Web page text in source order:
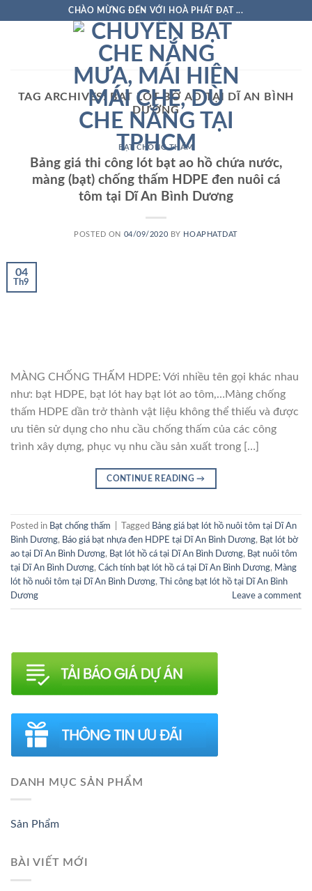
CHÀO MỪNG ĐẾN VỚI HOÀ PHÁT ĐẠT ...
TAG ARCHIVES: BẠT LÓT BỜ AO TẠI DĨ AN BÌNH
DƯƠNG
BẠT CHỐNG THẤM
Bảng giá thi công lót bạt ao hồ chứa nước,
màng (bạt) chống thấm HDPE đen nuôi cá
tôm tại Dĩ An Bình Dương
POSTED ON 04/09/2020 BY HOAPHATDAT
04
Th9
MÀNG CHỐNG THẤM HDPE: Với nhiều tên gọi khác nhau
như: bạt HDPE, bạt lót hay bạt lót ao tôm,…Màng chống
thấm HDPE dần trở thành vật liệu không thể thiếu và được
ưu tiên sử dụng cho nhu cầu chống thấm của các công
trình xây dựng, phục vụ nhu cầu sản xuất trong […]
CONTINUE READING→
Posted in Bạt chống thấm Tagged Bảng giá bạt lót hồ nuôi tôm tại Dĩ An
Bình Dương, Báo giá bạt nhựa đen HDPE tại Dĩ An Bình Dương, Bạt lót bờ
ao tại Dĩ An Bình Dương, Bạt lót hồ cá tại Dĩ An Bình Dương, Bạt nuôi tôm
tại Dĩ An Bình Dương, Cách tính bạt lót hồ cá tại Dĩ An Bình Dương, Màng
lót hồ nuôi tôm tại Dĩ An Bình Dương,
Thi công bạt lót hồ tại Dĩ An Bình
Dương
Leave a comment
DANH MỤC SẢN PHẨM
Sản Phẩm
BÀI VIẾT MỚI